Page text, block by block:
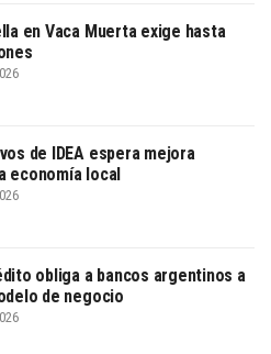
en Vaca Muerta exige hasta
de IDEA espera mejora
economía local
obliga a bancos argentinos a
de negocio